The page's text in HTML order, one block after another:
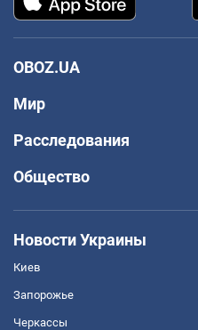
OBOZ.UA
Мир
Расследования
Общество
Новости Украины
Киев
Запорожье
Черкассы